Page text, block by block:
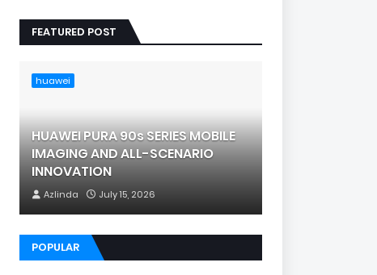
FEATURED POST
huawei
HUAWEI PURA 90s SERIES MOBILE
IMAGING AND ALL-SCENARIO
INNOVATION
Azlinda July 15, 2026
POPULAR